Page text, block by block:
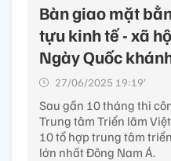
Bàn giao mặt
tựu kinh tế - xã
Ngày Quốc
27/06/2025 19:19’
Sau gần 10 tháng thi
Trung tâm Triển lãm
10 tổ hợp trung tâm
lớn nhất Đông Nam Á.